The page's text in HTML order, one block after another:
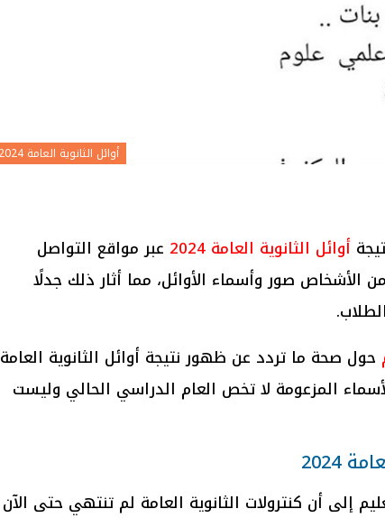
أوائل الثانوية العامة 2024
أوائل الثانوية العامة 2024
عبر مواقع التواصل
الأشخاص صور وأسماء الأوائل، مما أثار ذلك جدلًا
حول صحة ما تردد عن ظهور نتيجة أوائل الثانوية العامة
الأسماء المزعومة لا تخص العام الدراسي الحالي وليست
2024
إلى أن كنترولات الثانوية العامة لم تنتهي حتى الآن